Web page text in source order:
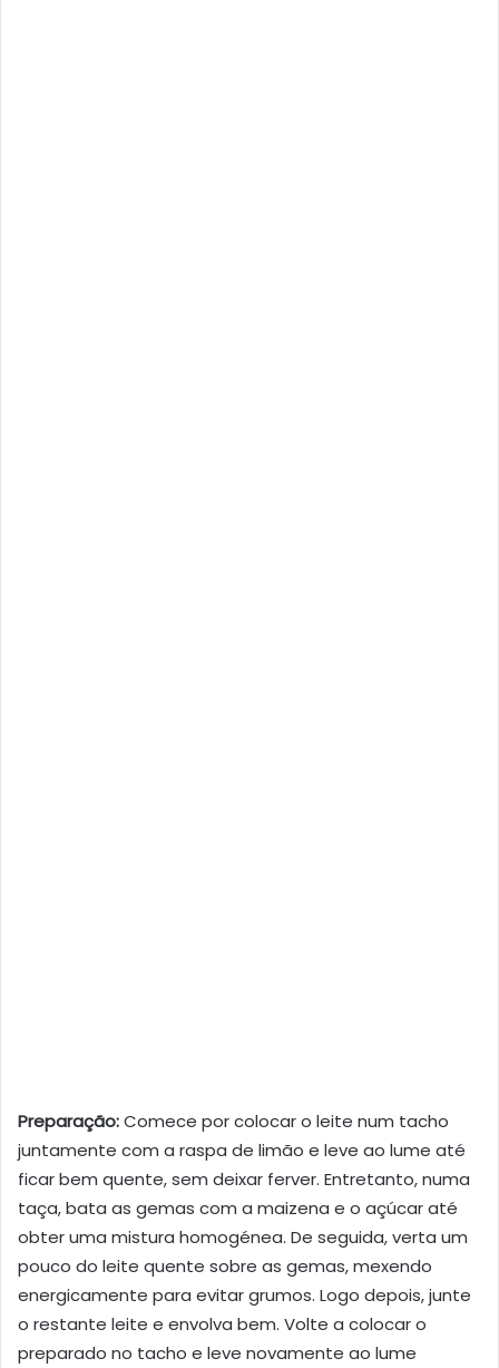
Preparação:Comece por colocar o leite num tacho
juntamente com a raspa de limão e leve ao lume até
ficar bem quente, sem deixar ferver. Entretanto, numa
taça, bata as gemas com a maizena e o açúcar até
obter uma mistura homogénea. De seguida, verta um
pouco do leite quente sobre as gemas, mexendo
energicamente para evitar grumos. Logo depois, junte
o restante leite e envolva bem. Volte a colocar o
preparado no tacho e leve novamente ao lume